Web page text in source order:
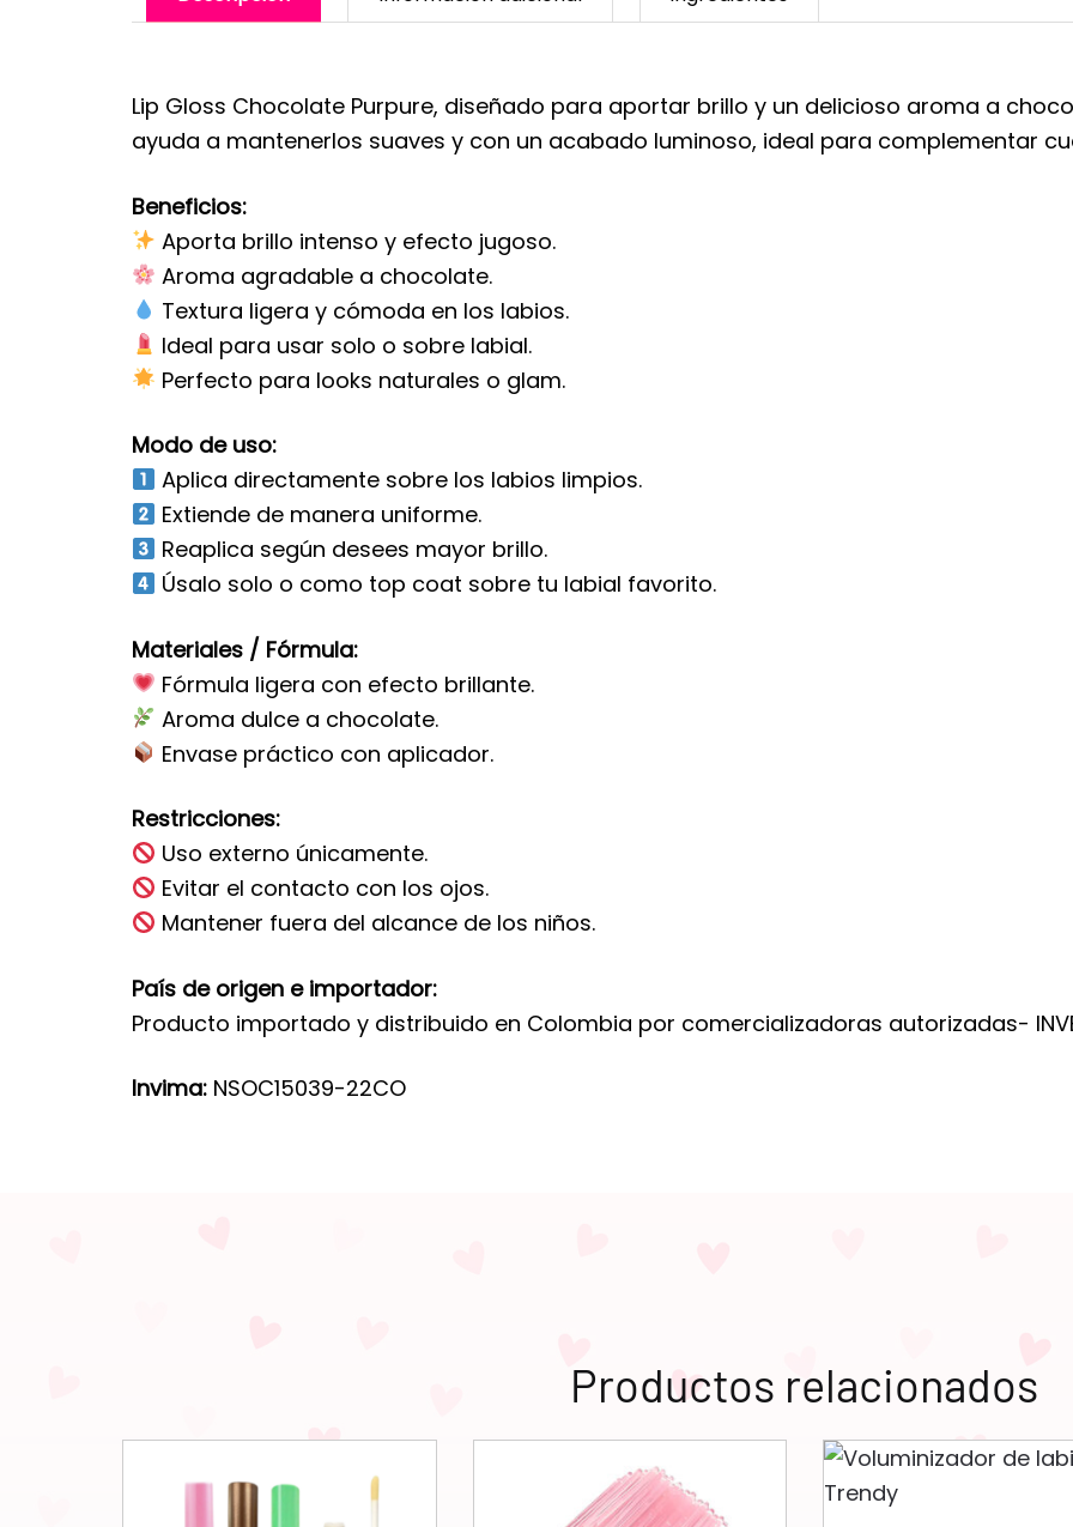
Lip Gloss Chocolate Purpure, diseñado para aportar brillo y un delicioso aroma a
ayuda a mantenerlos suaves y con un acabado luminoso, ideal para complementar
Beneficios:
Aporta brillo intenso y efecto jugoso.
Aroma agradable a chocolate.
Textura ligera y cómoda en los labios.
Ideal para usar solo o sobre labial.
Perfecto para looks naturales o glam.
Modo de uso:
Aplica directamente sobre los labios limpios.
Extiende de manera uniforme.
Reaplica según desees mayor brillo.
Úsalo solo o como top coat sobre tu labial favorito.
Materiales / Fórmula:
Fórmula ligera con efecto brillante.
Aroma dulce a chocolate.
Envase práctico con aplicador.
Restricciones:
Uso externo únicamente.
Evitar el contacto con los ojos.
Mantener fuera del alcance de los niños.
País de origen e importador:
Producto importado y distribuido en Colombia por comercializadoras autorizadas-
Invima:NSOC15039-22CO
Productos relacionados